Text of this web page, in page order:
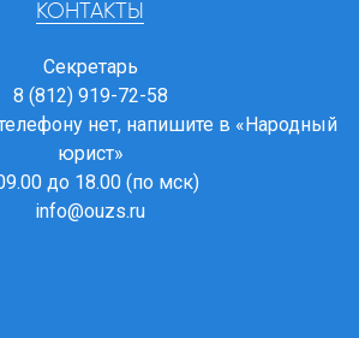
КОНТАКТЫ
Секретарь
8 (812) 919-72-58
нет, напишите в «Народный
юрист»
до 18.00 (по мск)
info@ouzs.ru